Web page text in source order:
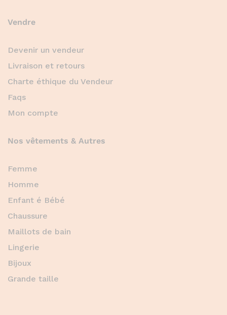
Vendre
Devenir un vendeur
Livraison et retours
Charte éthique du Vendeur
Faqs
Mon compte
Nos vêtements & Autres
Femme
Homme
Enfant é Bébé
Chaussure
Maillots de bain
Lingerie
Bijoux
Grande taille